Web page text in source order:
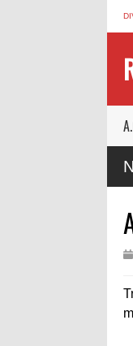
ESCAPE ROOM DE